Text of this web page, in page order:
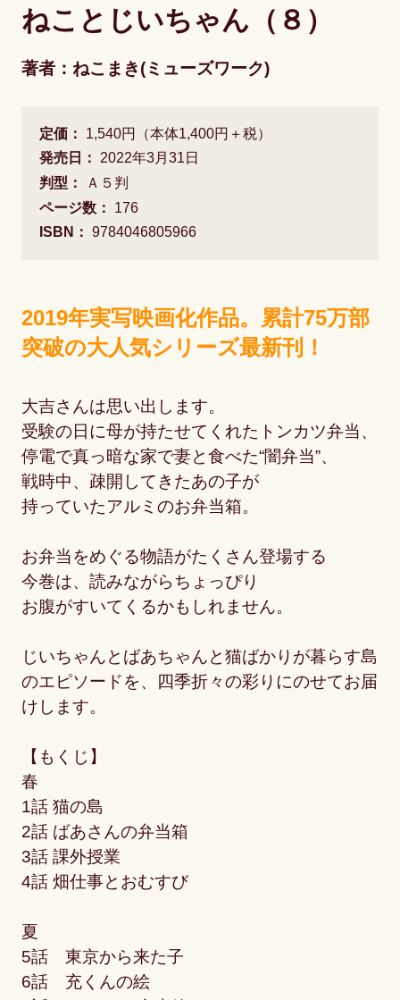
ねことじいちゃん（８）
著者：ねこまき(ミューズワーク)
定価：
1,540円（本体1,400円＋税）
発売日： 2022年3月31日
判型：
Ａ５判
ページ数：
176
ISBN： 9784046805966
2019年実写映画化作品。累計75万部
突破の大人気シリーズ最新刊！
大吉さんは思い出します。
受験の日に母が持たせてくれたトンカツ弁当、
停電で真っ暗な家で妻と食べた“闇弁当”、
戦時中、疎開してきたあの子が
持っていたアルミのお弁当箱。
お弁当をめぐる物語がたくさん登場する
今巻は、読みながらちょっぴり
お腹がすいてくるかもしれません。
じいちゃんとばあちゃんと猫ばかりが暮らす島
のエピソードを、四季折々の彩りにのせてお届
けします。
【もくじ】
春
1話 猫の島
2話 ばあさんの弁当箱
3話 課外授業
4話 畑仕事とおむすび
夏
5話 東京から来た子
6話 充くんの絵